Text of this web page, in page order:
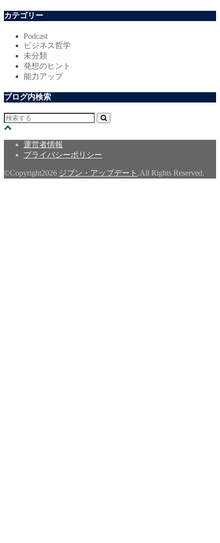
カテゴリー
Podcast
ビジネス哲学
未分類
発想のヒント
能力アップ
ブログ内検索
運営者情報
プライバシーポリシー
©Copyright2026 ジブン・アップデート .All Rights Reserved.